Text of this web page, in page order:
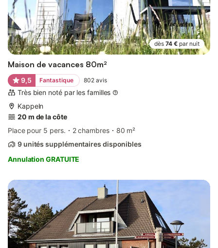
dès 74 € par nuit
Maison de vacances 80m²
9,5 Fantastique 802 avis
Très bien noté par les familles
Kappeln
20 m de la côte
Place pour 5 pers.
2 chambres
80 m²
9 unités supplémentaires disponibles
Annulation GRATUITE